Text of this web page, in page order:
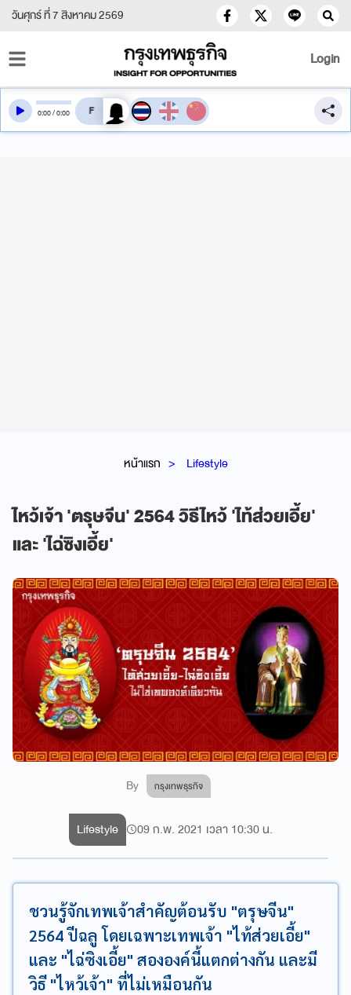
วันศุกร์ ที่ 7 สิงหาคม 2569
Login
หน้าแรก Lifestyle
ไหว้เจ้า 'ตรุษจีน' 2564 วิธีไหว้ 'ไท้ส่วยเอี้ย'
และ 'ไฉ่ซิงเอี้ย'
By กรุงเทพธุรกิจ
0:00/0:00 สลับเสียงอ่าน
Lifestyle 09 ก.พ. 2021 เวลา 10:30 น.
ชวนรู้จักเทพเจ้าสำคัญต้อนรับ "ตรุษจีน"
2564 ปีฉลู โดยเฉพาะเทพเจ้า "ไท้ส่วยเอี้ย"
และ "ไฉ่ซิงเอี้ย" สององค์นี้แตกต่างกัน และมี
วิธี "ไหว้เจ้า" ที่ไม่เหมือนกัน